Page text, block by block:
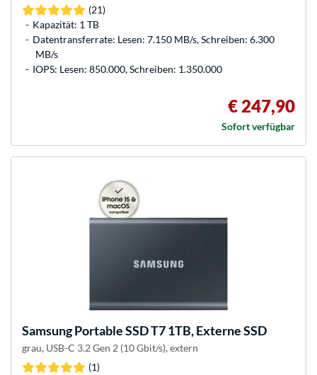
(21)
Kapazität: 1 TB
Datentransferrate: Lesen: 7.150 MB/s, Schreiben: 6.300
MB/s
IOPS: Lesen: 850.000, Schreiben: 1.350.000
€ 247,90
Sofort verfügbar
SamsungPortable SSD T7 1TB, Externe SSD
grau, USB-C 3.2 Gen 2 (10 Gbit/s), extern
(1)